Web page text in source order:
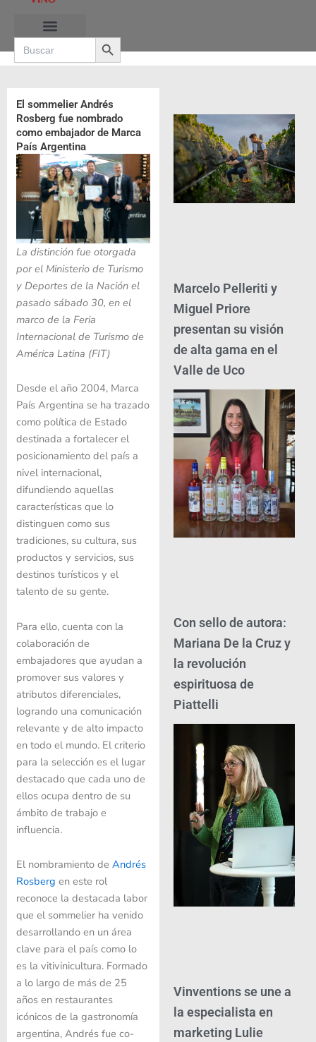
contenido
Search
for:
Search Button
El sommelier Andrés
Rosberg fue nombrado
como embajador de Marca
País Argentina
La distinción fue otorgada
por el Ministerio de Turismo
y Deportes de la Nación el
pasado sábado 30, en el
marco de la Feria
Internacional de Turismo de
América Latina (FIT)
Desde el año 2004, Marca
País Argentina se ha trazado
como política de Estado
destinada a fortalecer el
posicionamiento del país a
nivel internacional,
difundiendo aquellas
características que lo
distinguen como sus
tradiciones, su cultura, sus
productos y servicios, sus
destinos turísticos y el
talento de su gente.
Para ello, cuenta con la
colaboración de
embajadores que ayudan a
promover sus valores y
atributos diferenciales,
logrando una comunicación
relevante y de alto impacto
en todo el mundo. El criterio
para la selección es el lugar
destacado que cada uno de
ellos ocupa dentro de su
ámbito de trabajo e
influencia.
El nombramiento de Andrés
Rosberg en este rol
reconoce la destacada labor
que el sommelier ha venido
desarrollando en un área
clave para el país como lo
es la vitivinicultura. Formado
a lo largo de más de 25
años en restaurantes
icónicos de la gastronomía
argentina, Andrés fue co-
Marcelo Pelleriti y
Miguel Priore
presentan su visión
de alta gama en el
Valle de Uco
Con sello de autora:
Mariana De la Cruz y
la revolución
espirituosa de
Piattelli
Vinventions se une a
la especialista en
marketing Lulie